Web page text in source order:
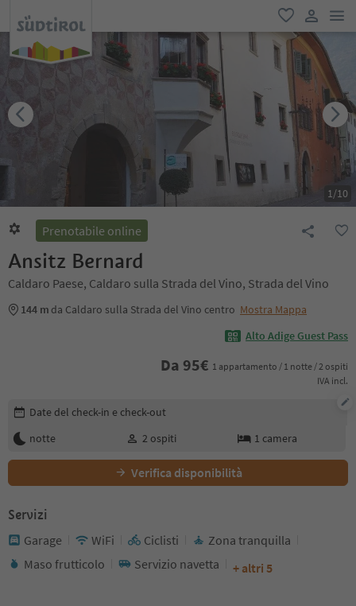
favoriti
user link
1/10
Prenotabile online
Ansitz Bernard
Caldaro Paese, Caldaro sulla Strada del Vino, Strada del Vino
144 m da Caldaro sulla Strada del Vino centro Mostra Mappa
Alto Adige Guest Pass
Da 95€ 1 appartamento / 1 notte / 2 ospiti
IVA incl.
Modifica i dettagli della prenotazione
Date del check-in e check-out
notte
2 ospiti 1 camera
Verifica disponibilità
Servizi
Garage WiFi Ciclisti
Zona tranquilla
Maso frutticolo
Servizio navetta + altri 5